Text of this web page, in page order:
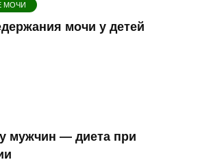
МОЧИ
мочи у детей
мужчин — диета при